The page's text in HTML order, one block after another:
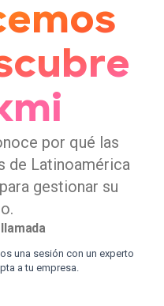
por qué las
de Latinoamérica
gestionar su
una sesión con un experto
a tu empresa.